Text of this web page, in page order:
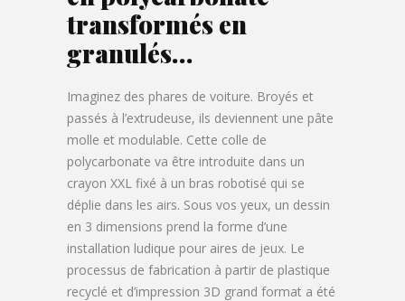
transformés en
granulés…
Imaginez des phares de voiture. Broyés et
passés à l’extrudeuse, ils deviennent une pâte
molle et modulable. Cette colle de
polycarbonate va être introduite dans un
crayon XXL fixé à un bras robotisé qui se
déplie dans les airs. Sous vos yeux, un dessin
en 3 dimensions prend la forme d’une
installation ludique pour aires de jeux. Le
processus de fabrication à partir de plastique
recyclé et d’impression 3D grand format a été